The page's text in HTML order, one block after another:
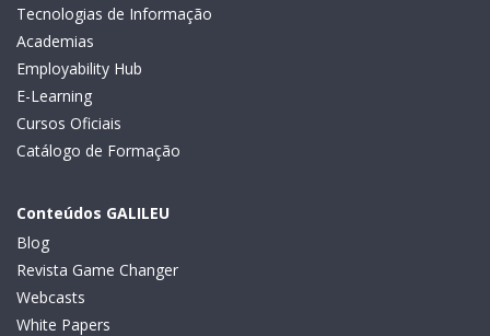
Tecnologias de Informação
Academias
Employability Hub
E-Learning
Cursos Oficiais
Catálogo de Formação
Conteúdos GALILEU
Blog
Revista Game Changer
Webcasts
White Papers